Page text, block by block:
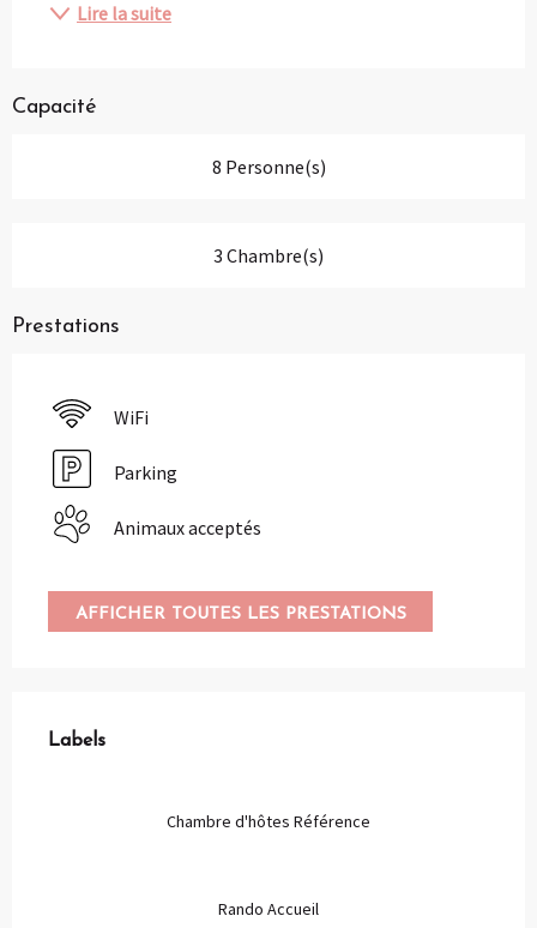
Lire la suite
Capacité
8 Personne(s)
3 Chambre(s)
Prestations
WiFi
Parking
Animaux acceptés
AFFICHER TOUTES LES PRESTATIONS
Labels
Labels
Chambre d'hôtes Référence
Rando Accueil